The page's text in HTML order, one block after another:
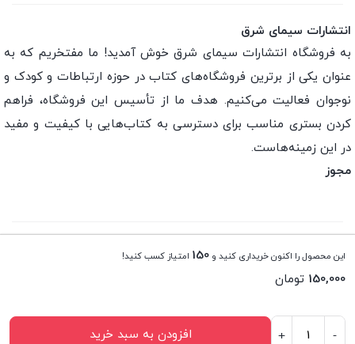
این محصول را اکنون خریداری کنید و 150 امتیاز کسب کنید!
150,000 تومان
-
+ افزودن به سبد خرید
انتشارات سیمای شرق
به فروشگاه انتشارات سیمای شرق خوش آمدید! ما مفتخریم که به
عنوان یکی از برترین فروشگاه‌های کتاب در حوزه ارتباطات و کودک و
نوجوان فعالیت می‌کنیم. هدف ما از تأسیس این فروشگاه، فراهم
کردن بستری مناسب برای دسترسی به کتاب‌هایی با کیفیت و مفید
در این زمینه‌هاست.
مجوز
تمامی حقوق این فروشگاه اینترنتی متعلق به انتشارات سیمای